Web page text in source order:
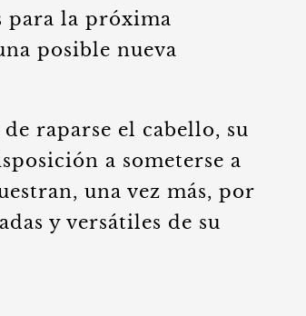
para la próxima
posible nueva
raparse el cabello, su
a someterse a
una vez más, por
y versátiles de su